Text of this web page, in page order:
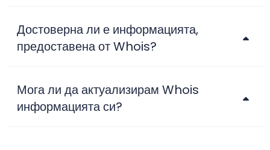
Достоверна ли е информацията,
предоставена от Whois?
Мога ли да актуализирам Whois
информацията си?